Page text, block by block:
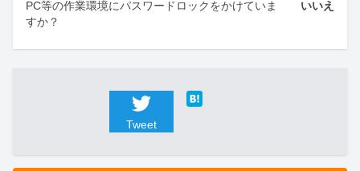
PC等の作業環境にパスワードロックをかけていま
すか？
いいえ
Tweet